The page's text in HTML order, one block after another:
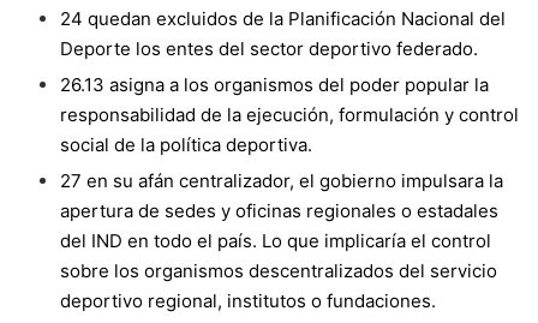
24 quedan excluidos de la Planificación Nacional del
Deporte los entes del sector deportivo federado.
26.13 asigna a los organismos del poder popular la
responsabilidad de la ejecución, formulación y control
social de la política deportiva.
27 en su afán centralizador, el gobierno impulsara la
apertura de sedes y oficinas regionales o estadales
del IND en todo el país. Lo que implicaría el control
sobre los organismos descentralizados del servicio
deportivo regional, institutos o fundaciones.